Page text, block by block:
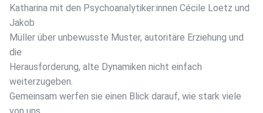
Katharina mit den Psychoanalytiker:innen Cécile Loetz und
Jakob
Müller über unbewusste Muster, autoritäre Erziehung und
die
Herausforderung, alte Dynamiken nicht einfach
weiterzugeben.
Gemeinsam werfen sie einen Blick darauf, wie stark viele